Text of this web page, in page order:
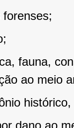
fauna,
ao meio
dano ao